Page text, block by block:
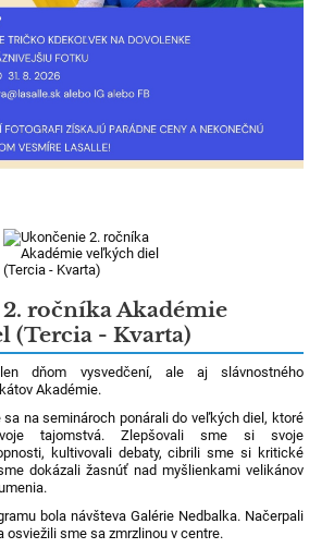
ročníka Akadémie
(Tercia - Kvarta)
dňom vysvedčení, ale aj slávnostného
Akadémie.
na seminároch ponárali do veľkých diel, ktoré
tajomstvá. Zlepšovali sme si svoje
kultivovali debaty, cibrili sme si kritické
dokázali žasnúť nad myšlienkami velikánov
bola návšteva Galérie Nedbalka. Načerpali
osviežili sme sa zmrzlinou v centre.